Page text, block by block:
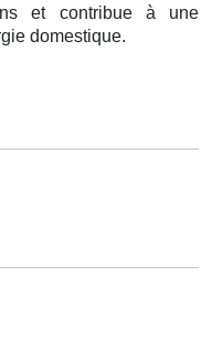
et contribue à une
domestique.